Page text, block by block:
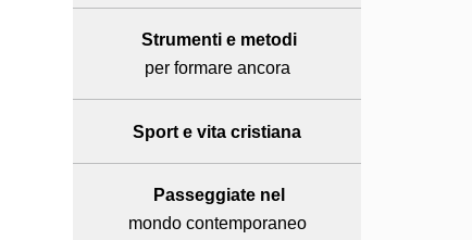
Strumenti e metodi
per formare ancora
Sport e vita cristiana
Passeggiate nel
mondo contemporaneo